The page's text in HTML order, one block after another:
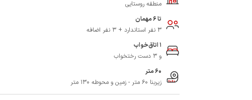
منطقه روستایی
تا 6 مهمان
3 نفر استاندارد + 3 نفر اضافه
1 اتاق‌خواب
و 3 دست رختخواب
60 متر
زیربنا 60 متر - زمین و محوطه 130 متر